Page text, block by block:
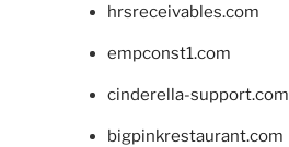
hrsreceivables.com
empconst1.com
cinderella-support.com
bigpinkrestaurant.com